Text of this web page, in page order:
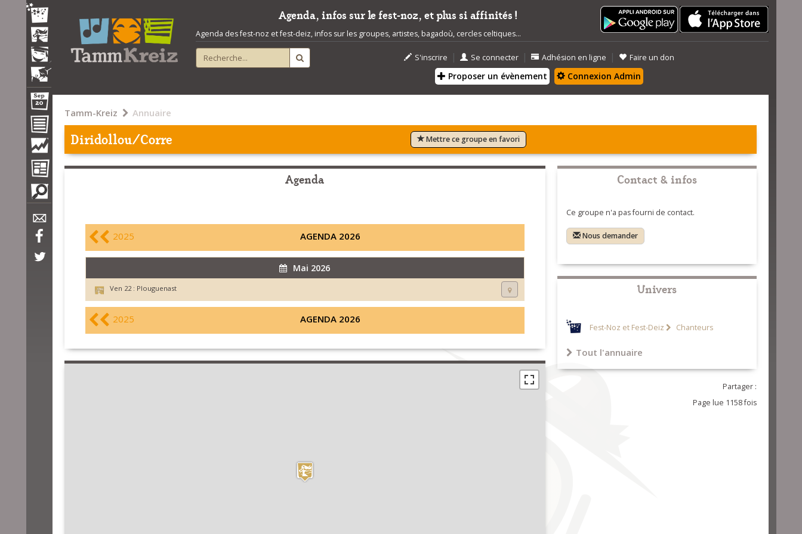
Agenda, infos sur le fest-noz, et plus si affinités !
Agenda des fest-noz et fest-deiz, infos sur les groupes, artistes, bagadoù, cercles celtiques...
S'inscrire | Se connecter | Adhésion en ligne | Faire un don
Proposer un évènement Connexion Admin
Tamm-Kreiz Annuaire
Diridollou/Corre Mettre ce groupe en favori
Agenda
2025 AGENDA 2026
Mai 2026
Ven 22 : Plouguenast
2025 AGENDA 2026
Contact & infos
Ce groupe n'a pas fourni de contact.
Nous demander
Univers
Fest-Noz et Fest-Deiz Chanteurs
Tout l'annuaire
Partager :
Page lue 1158 fois